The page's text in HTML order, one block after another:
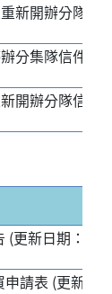
新開辦分隊手
分集隊信件樣
開辦分隊信件
(更新日期：
申請表 (更新日